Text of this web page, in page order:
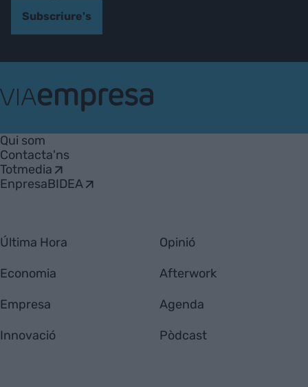
Subscriure's
Empresa
Qui som
Contacta'ns
Totmedia
EnpresaBIDEA
Última Hora
Economia
Empresa
Innovació
Opinió
Afterwork
Agenda
Pòdcast